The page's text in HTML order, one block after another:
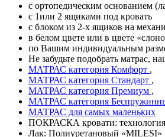
с ортопедическим основанием
с 1или 2 ящиками под кровать
с блоком из 2-х ящиков на
в белом цвете или в цвете
по Вашим индивидуальным
Не забудьте подобрать матрас,
МАТРАС категория Комфорт ,
МАТРАС категория Стандарт ,
МАТРАС категория Премиум ,
МАТРАС категория
МАТРАС для самых маленьких
ПОКРАСКА кровати: технология
Лак: Полиуретановый «MILESI»